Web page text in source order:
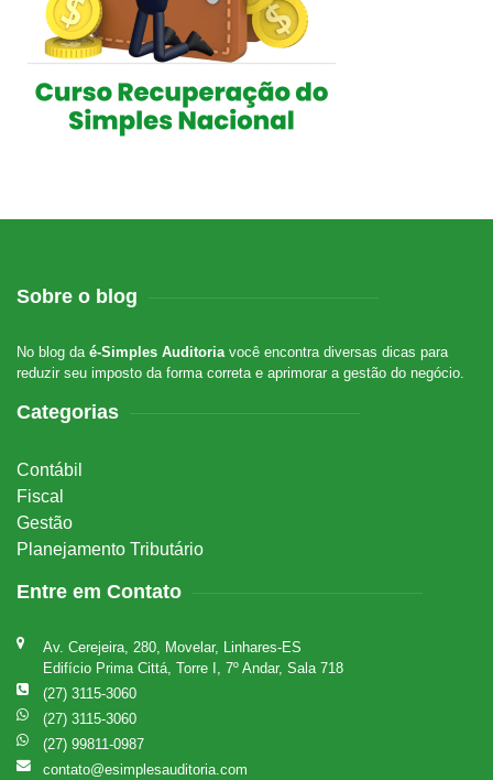
Sobre o blog
No blog da é-Simples Auditoriavocê encontra diversas dicas para
reduzir seu imposto da forma correta e aprimorar a gestão do negócio.
Categorias
Contábil
Fiscal
Gestão
Planejamento Tributário
Entre em Contato
Av. Cerejeira, 280, Movelar, Linhares-ES
Edifício Prima Cittá, Torre I, 7º Andar, Sala 718
(27) 3115-3060
(27) 3115-3060
(27) 99811-0987
contato@esimplesauditoria.com